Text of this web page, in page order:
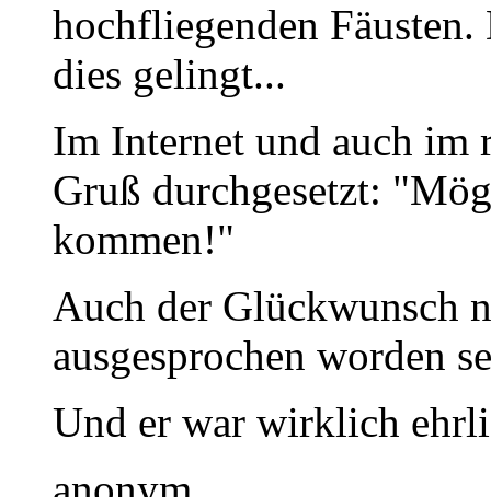
hochfliegenden
dies gelingt...
Im Internet und auch im
Gruß durchgesetzt:
kommen!"
Auch der Glückwunsch
ausgesprochen worden
Und er war wirklich